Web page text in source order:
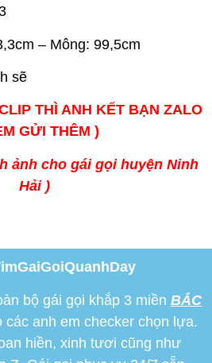
– Mông: 99,5cm
sẽ
THÌ ANH KẾT BẠN ZALO
GỬI THÊM )
ảnh cho gái gọi huyện Ninh
Hải )
bộ gái gọi khắp 3 miền BẮC
anh em checker chọn lựa.
hiền, xinh tươi cũng như